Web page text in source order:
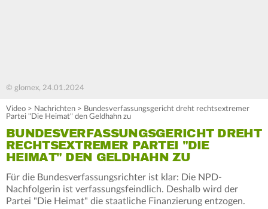
© glomex, 24.01.2024
Video > Nachrichten > Bundesverfassungsgericht dreht rechtsextremer
Partei "Die Heimat" den Geldhahn zu
BUNDESVERFASSUNGSGERICHT DREHT
RECHTSEXTREMER PARTEI "DIE
HEIMAT" DEN GELDHAHN ZU
Für die Bundesverfassungsrichter ist klar: Die NPD-
Nachfolgerin ist verfassungsfeindlich. Deshalb wird der
Partei "Die Heimat" die staatliche Finanzierung entzogen.